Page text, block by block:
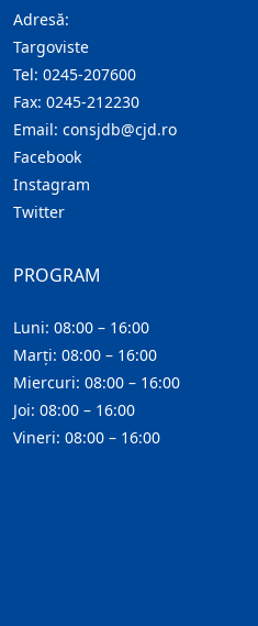
Adresă:
Targoviste
Tel: 0245-207600
Fax: 0245-212230
Email: consjdb@cjd.ro
Facebook
Instagram
Twitter
PROGRAM
Luni: 08:00 – 16:00
Marți: 08:00 – 16:00
Miercuri: 08:00 – 16:00
Joi: 08:00 – 16:00
Vineri: 08:00 – 16:00